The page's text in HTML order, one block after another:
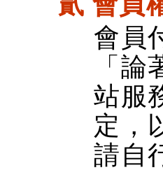
會員
「
站服
定，
請自